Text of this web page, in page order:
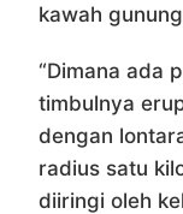
kawah
“Dimana ada
timbulnya
dengan
radius satu
diiringi oleh